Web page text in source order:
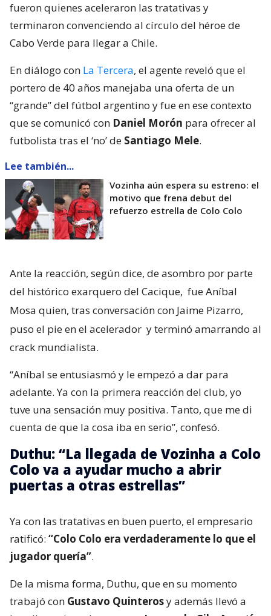
fueron quienes aceleraron las tratativas y
terminaron convenciendo al círculo del héroe de
Cabo Verde para llegar a Chile.
En diálogo con La Tercera, el agente reveló que el
portero de 40 años manejaba una oferta de un
“grande” del fútbol argentino y fue en ese contexto
que se comunicó con Daniel Morón para ofrecer al
futbolista tras el ‘no’ de Santiago Mele.
Lee también...
Vozinha aún espera su estreno: el
motivo que frena debut del
refuerzo estrella de Colo Colo
Ante la reacción, según dice, de asombro por parte
del histórico exarquero del Cacique, fue Aníbal
Mosa quien, tras conversación con Jaime Pizarro,
puso el pie en el acelerador y terminó amarrando al
crack mundialista.
“Aníbal se entusiasmó y le empezó a dar para
adelante. Ya con la primera reacción del club, yo
tuve una sensación muy positiva. Tanto, que me di
cuenta de que la cosa iba en serio”, confesó.
Duthu: “La llegada de Vozinha a Colo
Colo va a ayudar mucho a abrir
puertas a otras estrellas”
Ya con las tratativas en buen puerto, el empresario
ratificó: “Colo Colo era verdaderamente lo que el
jugador quería”.
De la misma forma, Duthu, que en su momento
trabajó con Gustavo Quinterosy además llevó a